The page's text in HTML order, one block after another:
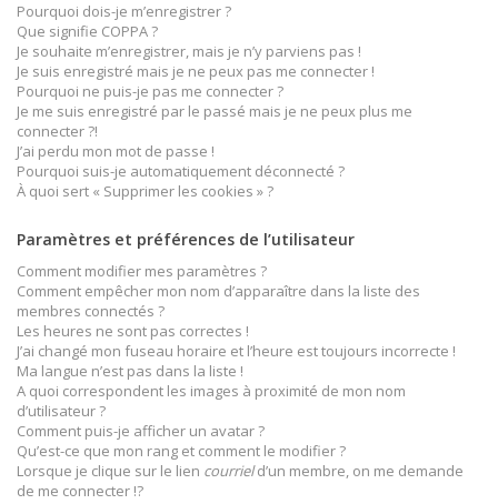
Pourquoi dois-je m’enregistrer ?
Que signifie COPPA ?
Je souhaite m’enregistrer, mais je n’y parviens pas !
Je suis enregistré mais je ne peux pas me connecter !
Pourquoi ne puis-je pas me connecter ?
Je me suis enregistré par le passé mais je ne peux plus me
connecter ?!
J’ai perdu mon mot de passe !
Pourquoi suis-je automatiquement déconnecté ?
À quoi sert « Supprimer les cookies » ?
Paramètres et préférences de l’utilisateur
Comment modifier mes paramètres ?
Comment empêcher mon nom d’apparaître dans la liste des
membres connectés ?
Les heures ne sont pas correctes !
J’ai changé mon fuseau horaire et l’heure est toujours incorrecte !
Ma langue n’est pas dans la liste !
A quoi correspondent les images à proximité de mon nom
d’utilisateur ?
Comment puis-je afficher un avatar ?
Qu’est-ce que mon rang et comment le modifier ?
Lorsque je clique sur le lien courrield’un membre, on me demande
de me connecter !?